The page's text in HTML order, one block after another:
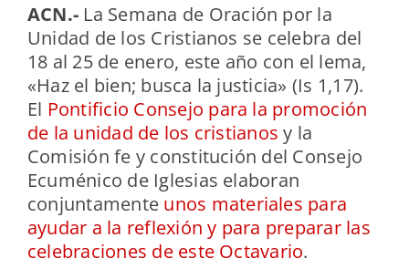
ACN.- La Semana de Oración por la
Unidad de los Cristianos se celebra del
18 al 25 de enero, este año con el lema,
«Haz el bien; busca la justicia» (Is 1,17).
El Pontificio Consejo para la promoción
de la unidad de los cristianos y la
Comisión fe y constitución del Consejo
Ecuménico de Iglesias elaboran
conjuntamente unos materiales para
ayudar a la reflexión y para preparar las
celebraciones de este Octavario.